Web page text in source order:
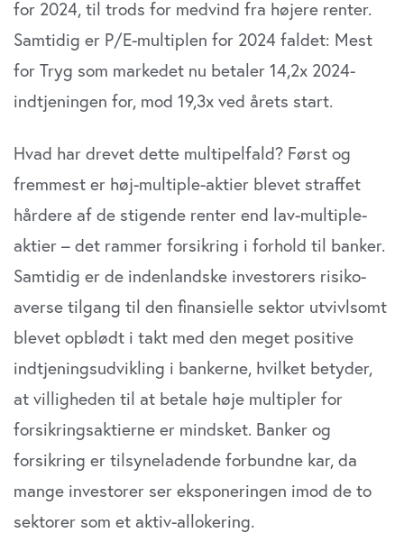
for 2024, til trods for medvind fra højere renter.
Samtidig er P/E-multiplen for 2024 faldet: Mest
for Tryg som markedet nu betaler 14,2x 2024-
indtjeningen for, mod 19,3x ved årets start.
Hvad har drevet dette multipelfald? Først og
fremmest er høj-multiple-aktier blevet straffet
hårdere af de stigen­de renter end lav-multiple-
aktier – det rammer forsikring i forhold til banker.
Samtidig er de indenlandske investo­rers risiko-
averse tilgang til den finansielle sektor utvivl­somt
blevet opblødt i takt med den meget positive
indtje­ningsudvikling i bankerne, hvilket betyder,
at villigheden til at betale høje multipler for
forsikringsaktierne er mind­sket. Banker og
forsikring er tilsyneladende forbundne kar, da
mange investorer ser eksponeringen imod de to
sektorer som et aktiv-allokering.